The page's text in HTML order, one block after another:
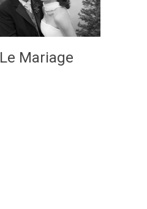
Le Mariage